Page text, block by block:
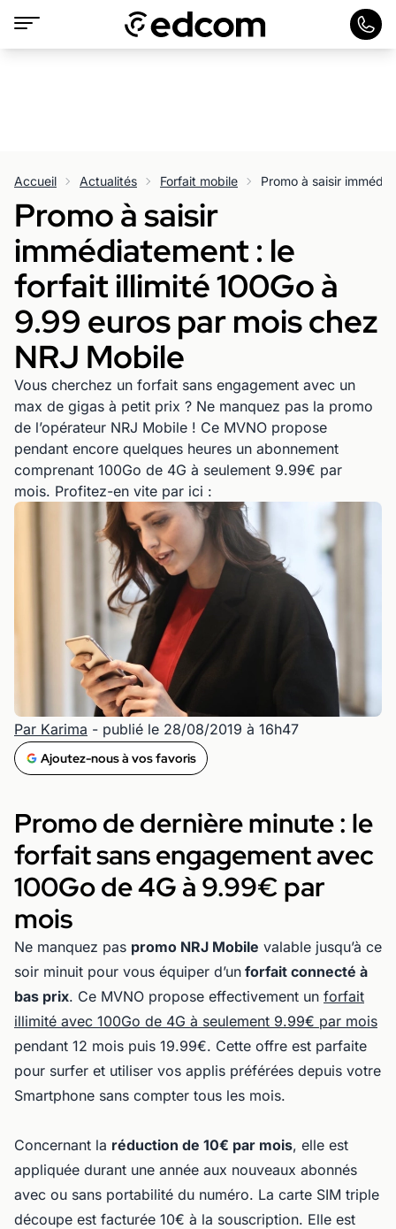
Accueil Actualités Forfait mobile
Promo à saisir
immédiatement : le
forfait illimité 100Go à
9.99 euros par mois chez
NRJ Mobile
Vous cherchez un forfait sans engagement avec un
max de gigas à petit prix ? Ne manquez pas la promo
de l’opérateur NRJ Mobile ! Ce MVNO propose
pendant encore quelques heures un abonnement
comprenant 100Go de 4G à seulement 9.99€ par
mois. Profitez-en vite par ici :
Par Karima - publié le 28/08/2019 à 16h47
Ajoutez-nous à vos favoris
Promo de dernière minute : le
forfait sans engagement avec
100Go de 4G à 9.99€ par
mois
Ne manquez pas promo NRJ Mobile valable jusqu’à ce
soir minuit pour vous équiper d’un forfait connecté à
bas prix. Ce MVNO propose effectivement un forfait
illimité avec 100Go de 4G à seulement 9.99€ par mois
pendant 12 mois puis 19.99€. Cette offre est parfaite
pour surfer et utiliser vos applis préférées depuis votre
Smartphone sans compter tous les mois.
Concernant la réduction de 10€ par mois, elle est
appliquée durant une année aux nouveaux abonnés
avec ou sans portabilité du numéro. La carte SIM triple
découpe est facturée 10€ à la souscription. Elle est